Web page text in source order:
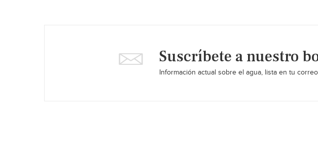
Suscríbete a nuestro
Información actual sobre el agua, lista en tu